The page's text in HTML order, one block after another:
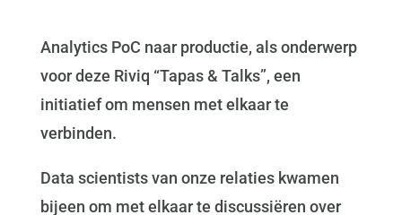
Analytics PoC naar productie, als onderwerp
voor deze Riviq “Tapas & Talks”, een
initiatief om mensen met elkaar te
verbinden.
Data scientists van onze relaties kwamen
bijeen om met elkaar te discussiëren over